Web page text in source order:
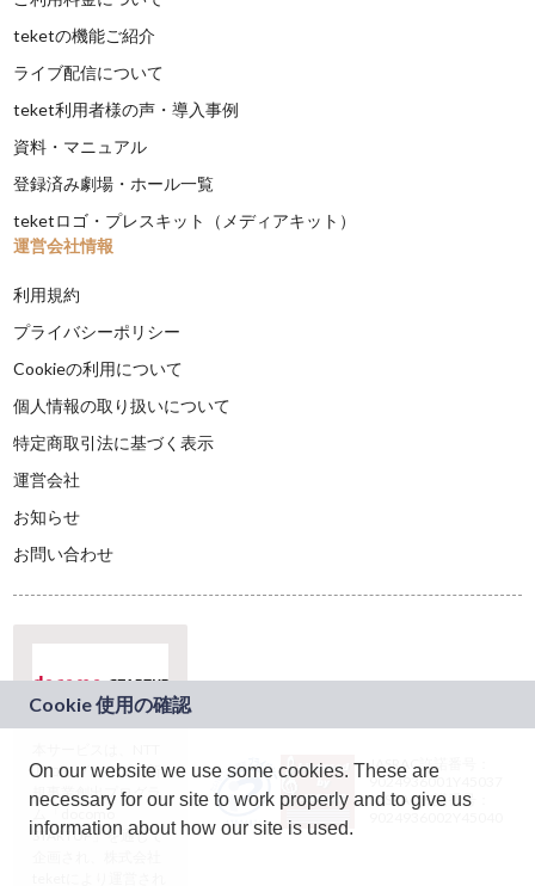
teketの機能ご紹介
ライブ配信について
teket利用者様の声・導入事例
資料・マニュアル
登録済み劇場・ホール一覧
teketロゴ・プレスキット（メディアキット）
運営会社情報
利用規約
プライバシーポリシー
Cookieの利用について
個人情報の取り扱いについて
特定商取引法に基づく表示
運営会社
お知らせ
お問い合わせ
ドコモグループの新
規事業創出プログラ
ム「docomo
STARTUP」を通じて
JASRAC許諾番号：
9024936001Y45037
JASRAC許諾番号：
On our website we use some cookies. These are
necessary for our site to work properly and to give us
information about how our site is used.